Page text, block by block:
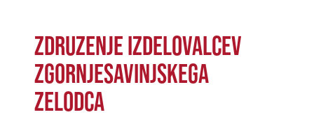
ZDRUZENJE IZDELOVALCEV
ZGORNJESAVINJSKEGA
ZELODCA